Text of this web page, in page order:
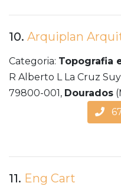
10. Arquiplan
Categoria: Topografia
R Alberto L La Cruz
79800-001, Dourados
11. Eng Cart